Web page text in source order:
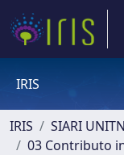
IRIS
IRIS
SIARI UNITN
03 Contributo